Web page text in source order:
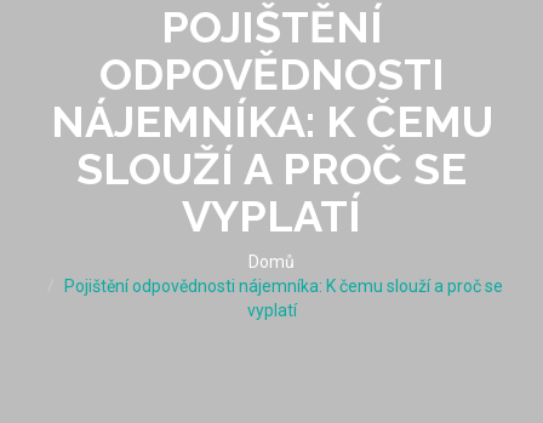
POJIŠTĚNÍ
ODPOVĚDNOSTI
NÁJEMNÍKA: K ČEMU
SLOUŽÍ A PROČ SE
VYPLATÍ
Domů
Pojištění odpovědnosti nájemníka: K čemu slouží a proč se
vyplatí